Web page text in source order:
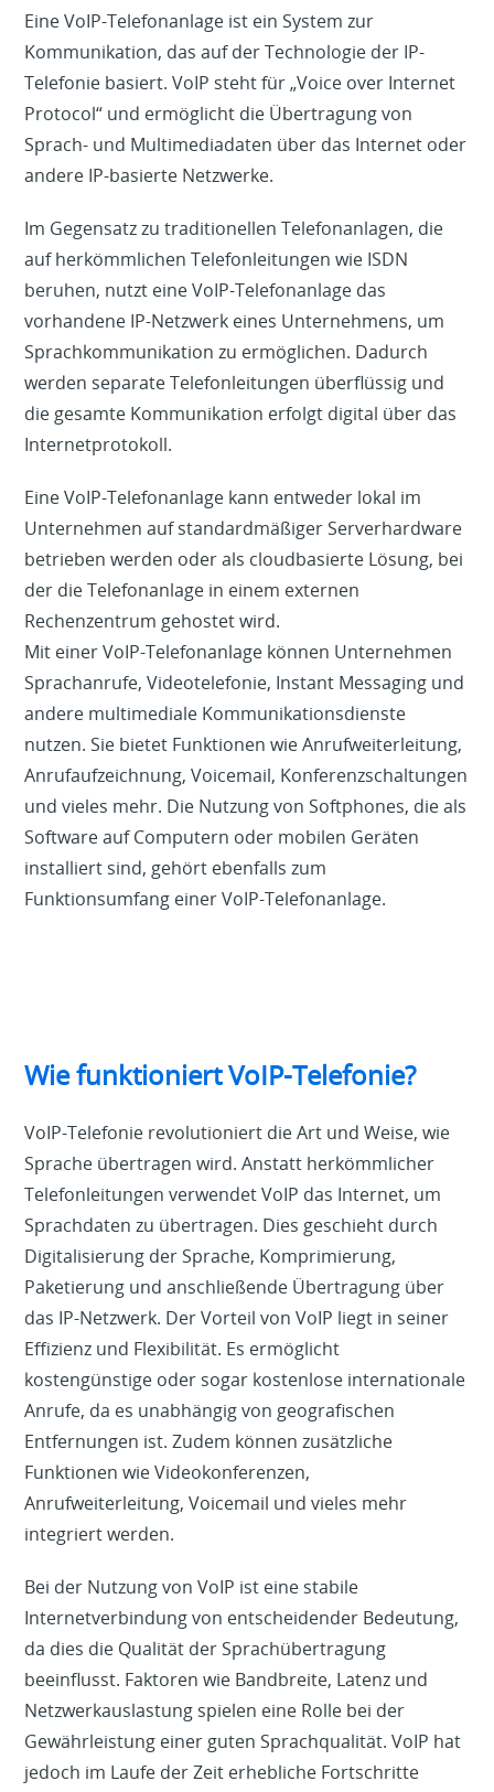
Eine VoIP-Telefonanlage ist ein System zur
Kommunikation, das auf der Technologie der IP-
Telefonie basiert. VoIP steht für „Voice over Internet
Protocol“ und ermöglicht die Übertragung von
Sprach- und Multimediadaten über das Internet oder
andere IP-basierte Netzwerke.
Im Gegensatz zu traditionellen Telefonanlagen, die
auf herkömmlichen Telefonleitungen wie ISDN
beruhen, nutzt eine VoIP-Telefonanlage das
vorhandene IP-Netzwerk eines Unternehmens, um
Sprachkommunikation zu ermöglichen. Dadurch
werden separate Telefonleitungen überflüssig und
die gesamte Kommunikation erfolgt digital über das
Internetprotokoll.
Eine VoIP-Telefonanlage kann entweder lokal im
Unternehmen auf standardmäßiger Serverhardware
betrieben werden oder als cloudbasierte Lösung, bei
der die Telefonanlage in einem externen
Rechenzentrum gehostet wird.
Mit einer VoIP-Telefonanlage können Unternehmen
Sprachanrufe, Videotelefonie, Instant Messaging und
andere multimediale Kommunikationsdienste
nutzen. Sie bietet Funktionen wie Anrufweiterleitung,
Anrufaufzeichnung, Voicemail, Konferenzschaltungen
und vieles mehr. Die Nutzung von Softphones, die als
Software auf Computern oder mobilen Geräten
installiert sind, gehört ebenfalls zum
Funktionsumfang einer VoIP-Telefonanlage.
Wie funktioniert VoIP-Telefonie?
VoIP-Telefonie revolutioniert die Art und Weise, wie
Sprache übertragen wird. Anstatt herkömmlicher
Telefonleitungen verwendet VoIP das Internet, um
Sprachdaten zu übertragen. Dies geschieht durch
Digitalisierung der Sprache, Komprimierung,
Paketierung und anschließende Übertragung über
das IP-Netzwerk. Der Vorteil von VoIP liegt in seiner
Effizienz und Flexibilität. Es ermöglicht
kostengünstige oder sogar kostenlose internationale
Anrufe, da es unabhängig von geografischen
Entfernungen ist. Zudem können zusätzliche
Funktionen wie Videokonferenzen,
Anrufweiterleitung, Voicemail und vieles mehr
integriert werden.
Bei der Nutzung von VoIP ist eine stabile
Internetverbindung von entscheidender Bedeutung,
da dies die Qualität der Sprachübertragung
beeinflusst. Faktoren wie Bandbreite, Latenz und
Netzwerkauslastung spielen eine Rolle bei der
Gewährleistung einer guten Sprachqualität. VoIP hat
jedoch im Laufe der Zeit erhebliche Fortschritte